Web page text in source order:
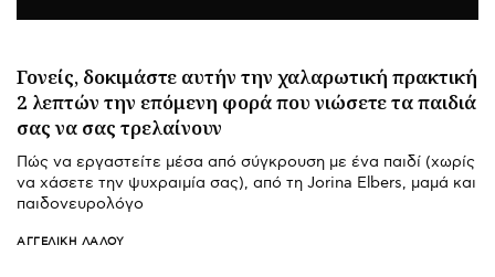
Γονείς, δοκιμάστε αυτήν την χαλαρωτική πρακτική
2 λεπτών την επόμενη φορά που νιώσετε τα παιδιά
σας να σας τρελαίνουν
Πώς να εργαστείτε μέσα από σύγκρουση με ένα παιδί (χωρίς
να χάσετε την ψυχραιμία σας), από τη Jorina Elbers, μαμά και
παιδονευρολόγο
ΑΓΓΕΛΙΚΉ ΛΆΛΟΥ